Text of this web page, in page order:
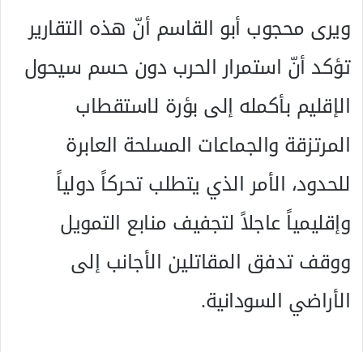
ويرى محجوب أبو القاسم أنّ هذه التقارير
تؤكد أنّ استمرار الحرب دون حسم سيحول
الإقليم بأكمله إلى بؤرة لاستقطاب
المرتزقة والجماعات المسلحة العابرة
للحدود، الأمر الذي يتطلب تحركاً دولياً
وإقليمياً عاجلاً لتجفيف منابع التمويل
ووقف تدفق المقاتلين الأجانب إلى
الأراضي السودانية.